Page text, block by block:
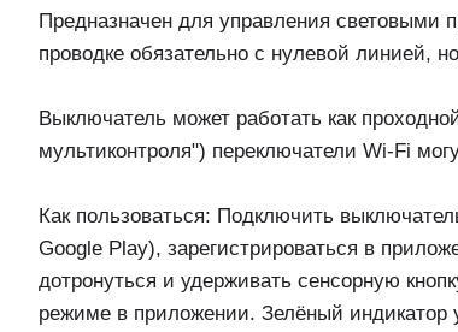
Предназначен для управления
проводке обязательно с нулевой линией,
Выключатель может работать как
мультиконтроля") переключатели Wi-Fi
Как пользоваться: Подключить
Google Play), зарегистрироваться в
дотронуться и удерживать сенсорную
режиме в приложении. Зелёный индикатор